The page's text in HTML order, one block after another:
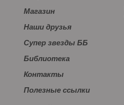
Магазин
Наши друзья
Супер звезды ББ
Библиотека
Контакты
Полезные ссылки